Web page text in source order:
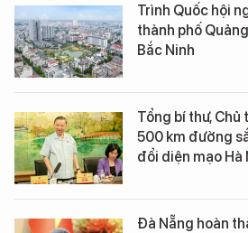
Trình Quốc hội
thành phố
Bắc Ninh
Tổng bí thư,
500 km đường
đổi diện mạo Hà
Đà Nẵng hoàn